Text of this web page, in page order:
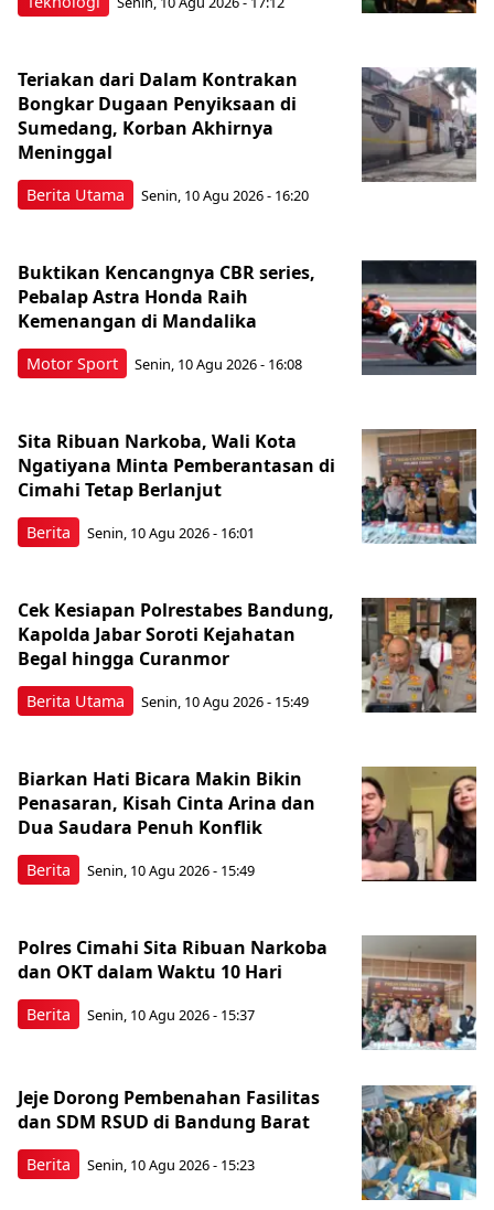
Berita Utama
Teriakan dari Dalam Kontrakan
Bongkar Dugaan Penyiksaan di
Sumedang, Korban Akhirnya
Meninggal
Senin, 10 Agu 2026 - 16:20
Motor Sport
Buktikan Kencangnya CBR series,
Pebalap Astra Honda Raih
Kemenangan di Mandalika
Senin, 10 Agu 2026 - 16:08
Berita
Sita Ribuan Narkoba, Wali Kota
Ngatiyana Minta Pemberantasan di
Cimahi Tetap Berlanjut
Senin, 10 Agu 2026 - 16:01
Berita Utama
Cek Kesiapan Polrestabes Bandung,
Kapolda Jabar Soroti Kejahatan
Begal hingga Curanmor
Senin, 10 Agu 2026 - 15:49
Berita
Biarkan Hati Bicara Makin Bikin
Penasaran, Kisah Cinta Arina dan
Dua Saudara Penuh Konflik
Senin, 10 Agu 2026 - 15:49
Berita
Polres Cimahi Sita Ribuan Narkoba
dan OKT dalam Waktu 10 Hari
Senin, 10 Agu 2026 - 15:37
Berita
Jeje Dorong Pembenahan Fasilitas
dan SDM RSUD di Bandung Barat
Senin, 10 Agu 2026 - 15:23